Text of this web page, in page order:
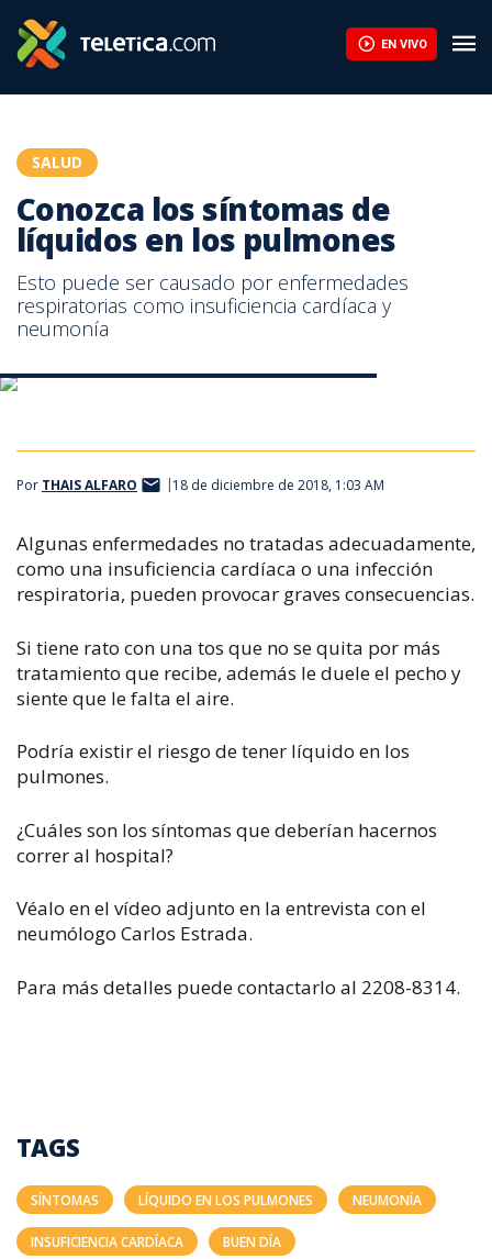
EN VIVO
SALUD
Conozca los síntomas de
líquidos en los pulmones
Esto puede ser causado por enfermedades
respiratorias como insuficiencia cardíaca y
neumonía
Por THAIS ALFARO 18 de diciembre de 2018, 1:03 AM
Algunas enfermedades no tratadas adecuadamente,
como una insuficiencia cardíaca o una infección
respiratoria, pueden provocar graves consecuencias.
Si tiene rato con una tos que no se quita por más
tratamiento que recibe, además le duele el pecho y
siente que le falta el aire.
Podría existir el riesgo de tener líquido en los
pulmones.
¿Cuáles son los síntomas que deberían hacernos
correr al hospital?
Véalo en el vídeo adjunto en la entrevista con el
neumólogo Carlos Estrada.
Para más detalles puede contactarlo al 2208-8314.
TAGS
SÍNTOMAS LÍQUIDO EN LOS PULMONES NEUMONÍA
INSUFICIENCIA CARDÍACA BUEN DÍA